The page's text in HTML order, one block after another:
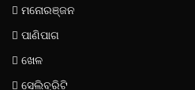
ମନୋରଞ୍ଜନ
ପାଣିପାଗ
ଖେଳ
ସେଲିବ୍ରିଟି